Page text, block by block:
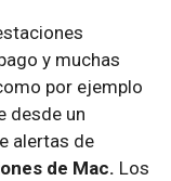
y muchas
por ejemplo
desde un
alertas de
de Mac. Los